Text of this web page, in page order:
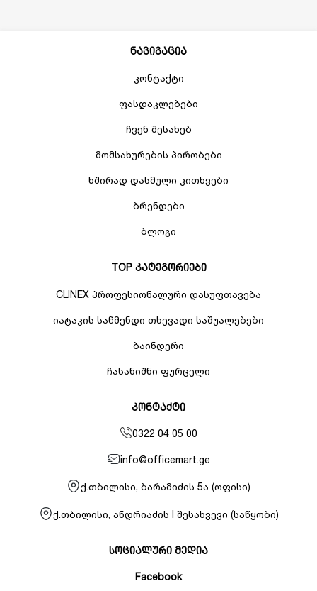
ნავიგაცია
კონტაქტი
ფასდაკლებები
ჩვენ შესახებ
მომსახურების პირობები
ხშირად დასმული კითხვები
ბრენდები
ბლოგი
TOP კატეგორიები
CLINEX პროფესიონალური დასუფთავება
იატაკის საწმენდი თხევადი საშუალებები
ბაინდერი
ჩასანიშნი ფურცელი
კონტაქტი
0322 04 05 00
info@officemart.ge
ქ.თბილისი, ბარამიძის 5ა (ოფისი)
ქ.თბილისი, ანდრიაძის I შესახვევი (საწყობი)
სოციალური მედია
Facebook